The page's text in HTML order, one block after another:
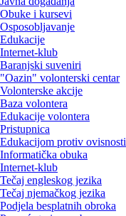
Obuke i kursevi
Osposobljavanje
Edukacije
Internet-klub
Baranjski suveniri
"Oazin" volonterski centar
Volonterske akcije
Baza volontera
Edukacije volontera
Pristupnica
Edukacijom protiv ovisnosti
Informatička obuka
Internet-klub
Tečaj engleskog jezika
Tečaj njemačkog jezika
Podjela besplatnih obroka